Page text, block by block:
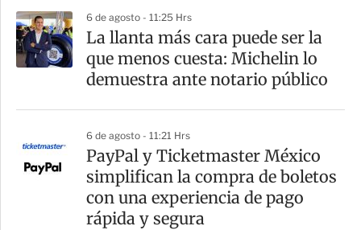
6 de agosto - 11:25 Hrs
La llanta más cara puede ser la
que menos cuesta: Michelin lo
demuestra ante notario público
6 de agosto - 11:21 Hrs
PayPal y Ticketmaster México
simplifican la compra de boletos
con una experiencia de pago
rápida y segura